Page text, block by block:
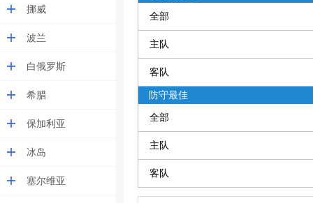
挪威
波兰
白俄罗斯
希腊
保加利亚
冰岛
塞尔维亚
全部
主队
客队
防守最佳
全部
主队
客队